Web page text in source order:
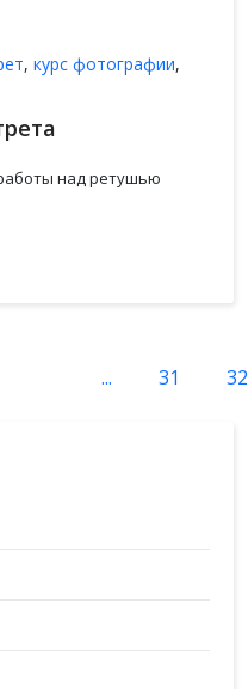
, курс фотографии,
над ретушью
... 31 32